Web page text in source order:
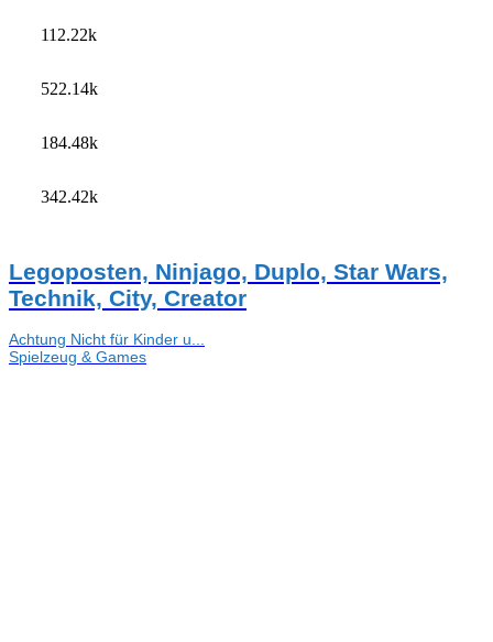
Legoposten, Ninjago, Duplo, Star Wars,
Technik, City, Creator
Achtung Nicht für Kinder u...
Spielzeug & Games
112.22k
522.14k
184.48k
342.42k